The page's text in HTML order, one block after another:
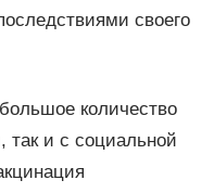
своего
количество
так и с социальной